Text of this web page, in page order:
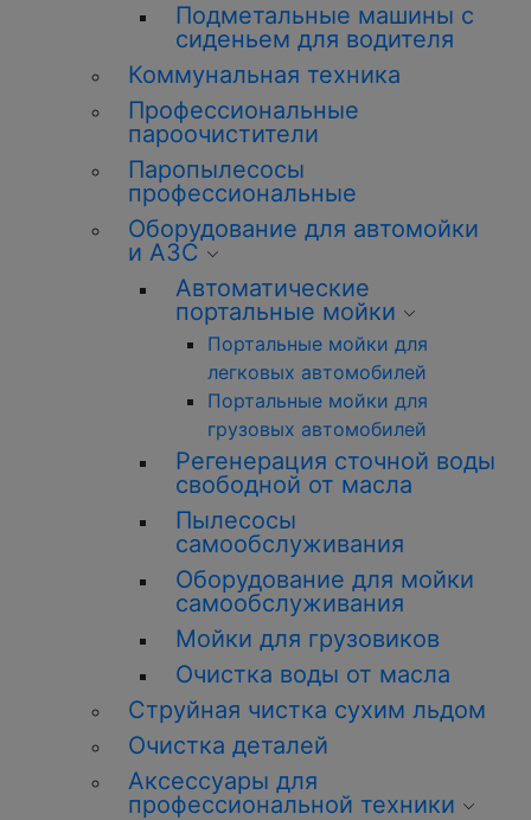
Подметальные машины с
сиденьем для водителя
Коммунальная техника
Профессиональные
пароочистители
Паропылесосы
профессиональные
Оборудование для автомойки
и АЗС
Автоматические
портальные мойки
Портальные мойки для
легковых автомобилей
Портальные мойки для
грузовых автомобилей
Регенерация сточной воды
свободной от масла
Пылесосы
самообслуживания
Оборудование для мойки
самообслуживания
Мойки для грузовиков
Очистка воды от масла
Струйная чистка сухим льдом
Очистка деталей
Аксессуары для
профессиональной техники